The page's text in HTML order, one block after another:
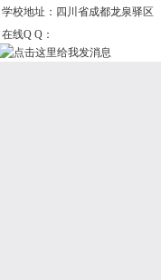
学校地址：四川省成都龙泉驿区
在线Q Q：